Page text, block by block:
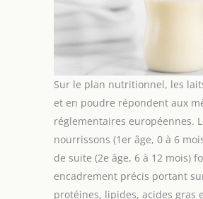
Sur le plan nutritionnel, les
et en poudre répondent aux
réglementaires européennes.
nourrissons (1er âge, 0 à 6
de suite (2e âge, 6 à 12 mois)
encadrement précis portant
protéines, lipides, acides gras